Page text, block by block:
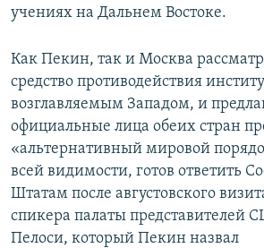
учениях на Дальнем Востоке.
Как Пекин, так и Москва
средство противодействия
возглавляемым Западом, и
официальные лица обеих стран
«альтернативный мировой
всей видимости, готов ответить
Штатам после августовского
спикера палаты представителей
Пелоси, который Пекин назвал